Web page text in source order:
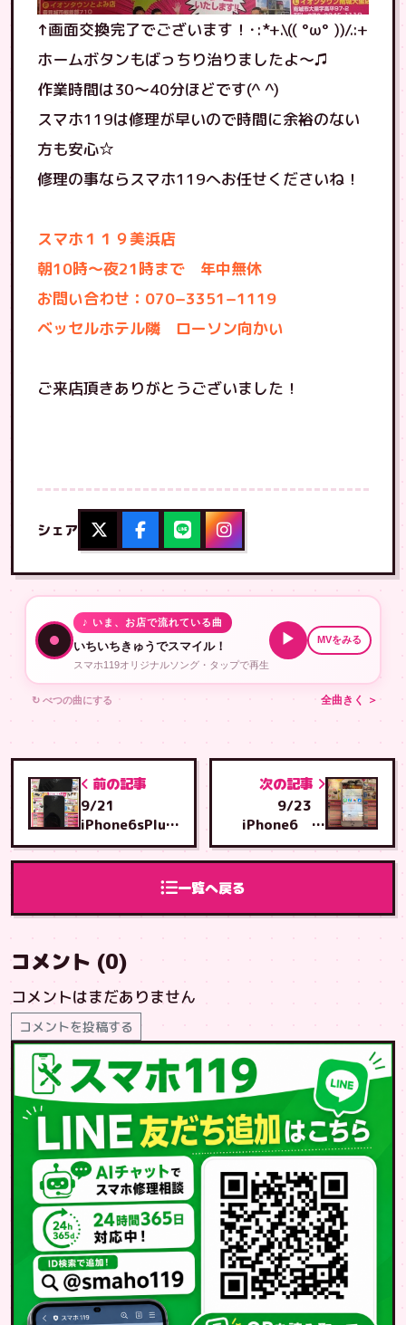
↑画面交換完了でございます！･:*+.\(( °ω° ))/.:+
ホームボタンもばっちり治りましたよ〜♫
作業時間は30〜40分ほどです(^ ^)
スマホ119は修理が早いので時間に余裕のない
方も安心☆
修理の事ならスマホ119へお任せくださいね！
スマホ１１９美浜店
朝10時〜夜21時まで 年中無休
お問い合わせ：070−3351−1119
ベッセルホテル隣 ローソン向かい
ご来店頂きありがとうございました！
シェア
♪ いま、お店で流れている曲
いちいちきゅうでスマイル！
スマホ119オリジナルソング・タップで再生
▶ MVをみる
↻ べつの曲にする 全曲きく ＞
前の記事
9/21
iPhone6sPlus
画面交換 北
谷店へご来店
一覧へ戻る
次の記事
9/23
iPhone6 画
面・バッテリー
交換 泡瀬店へ
コメント (0)
コメントはまだありません
コメントを投稿する